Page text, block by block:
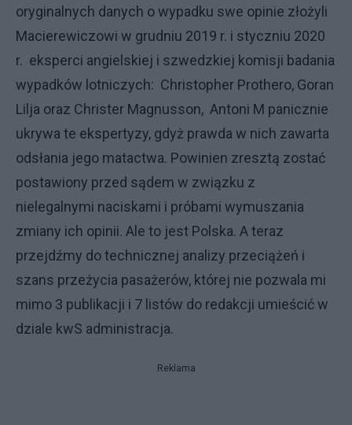
oryginalnych danych o wypadku swe opinie złożyli
Macierewiczowi w grudniu 2019 r. i styczniu 2020
r. eksperci angielskiej i szwedzkiej komisji badania
wypadków lotniczych: Christopher Prothero, Goran
Lilja oraz Christer Magnusson, Antoni M panicznie
ukrywa te ekspertyzy, gdyż prawda w nich zawarta
odsłania jego matactwa. Powinien zresztą zostać
postawiony przed sądem w związku z
nielegalnymi naciskami i próbami wymuszania
zmiany ich opinii. Ale to jest Polska. A teraz
przejdźmy do technicznej analizy przeciążeń i
szans przeżycia pasażerów, której nie pozwala mi
mimo 3 publikacji i 7 listów do redakcji umieścić w
dziale kwS administracja.
Reklama